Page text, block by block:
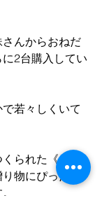
んからおねだ
2台購入してい
若々しくいて
られた《あり
物にぴったり